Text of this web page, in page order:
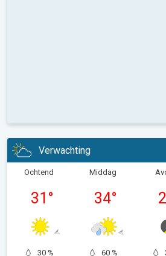
Verwachting
Ochtend
31 °
30 %
Middag
34°
60 %